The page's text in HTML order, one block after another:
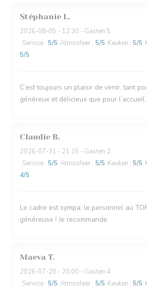
Stéphanie L
2026-08-05 - 12:30 - Gasten 5
Service : 5/5 Atmosfeer : 5/5 Keuken : 5/5
5/5
C’est toujours un plaisir de venir, tant
généreux et délicieux que pour l’accueil.
Claudie B
2026-07-31 - 21:15 - Gasten 2
Service : 5/5 Atmosfeer : 5/5 Keuken : 5/5
4/5
Le cadre est sympa, le personnel au
généreuse ! Je recommande
Maeva T
2026-07-28 - 20:00 - Gasten 4
Service : 5/5 Atmosfeer : 5/5 Keuken : 5/5